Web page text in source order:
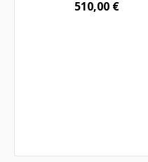
510,00 €